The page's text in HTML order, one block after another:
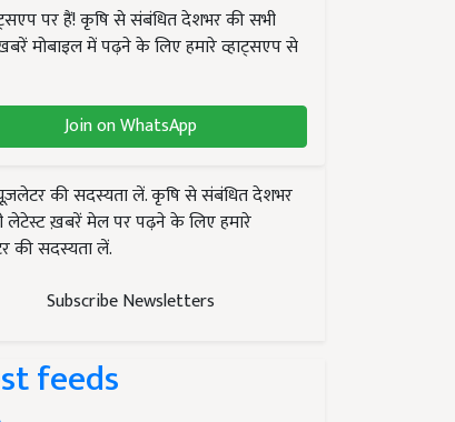
पर हैं! कृषि से संबंधित देशभर की सभी
मोबाइल में पढ़ने के लिए हमारे व्हाट्सएप से
Join on WhatsApp
की सदस्यता लें. कृषि से संबंधित देशभर
लेटेस्ट ख़बरें मेल पर पढ़ने के लिए हमारे
की सदस्यता लें.
Subscribe Newsletters
feeds